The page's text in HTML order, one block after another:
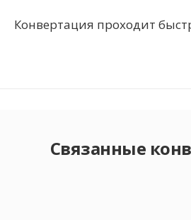
Конвертация проходит
Связанные